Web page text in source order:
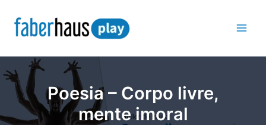
para
Poesia – Corpo livre,
mente imoral